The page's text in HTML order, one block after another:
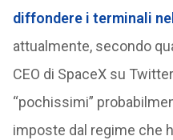
diffondere i terminali
attualmente, secondo
CEO di SpaceX su
“pochissimi”
imposte dal regime che